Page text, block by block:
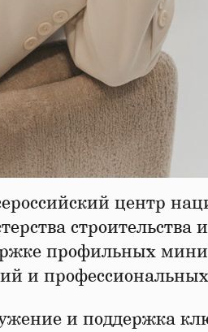
центр
профильных
и
и поддержка